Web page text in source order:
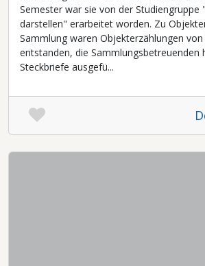
Semester war sie von der Studiengruppe
darstellen" erarbeitet worden. Zu
Sammlung waren Objekterzählungen
entstanden, die Sammlungsbetreuenden
Steckbriefe ausgefü...